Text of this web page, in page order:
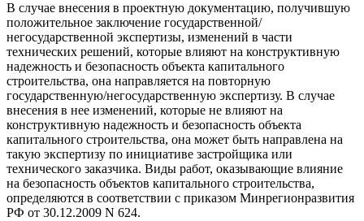
В случае внесения в проектную документацию, получившую
положительное заключение государственной/
негосударственной экспертизы, изменений в части
технических решений, которые влияют на конструктивную
надежность и безопасность объекта капитального
строительства, она направляется на повторную
государственную/негосударственную экспертизу. В случае
внесения в нее изменений, которые не влияют на
конструктивную надежность и безопасность объекта
капитального строительства, она может быть направлена на
такую экспертизу по инициативе застройщика или
технического заказчика. Виды работ, оказывающие влияние
на безопасность объектов капитального строительства,
определяются в соответствии с приказом Минрегионразвития
РФ от 30.12.2009 N 624.